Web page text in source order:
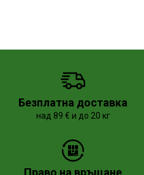
Безплатна доставка
над 89 € и до 20 кг
Право на връщане